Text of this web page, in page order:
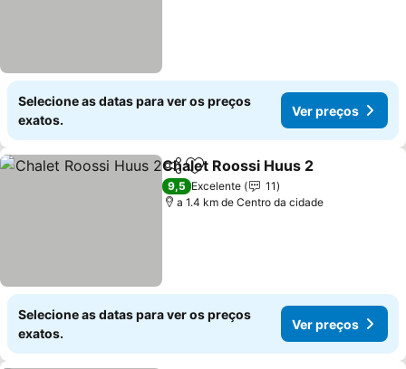
Selecione as datas para ver os preços
exatos.
Ver preços
PartilharAdicionar aos favoritos
Chalet Roossi Huus 2
9,5 Excelente
11
a 1.4 km de Centro da cidade
Selecione as datas para ver os preços
exatos.
Ver preços